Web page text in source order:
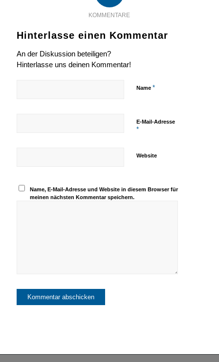
KOMMENTARE
Hinterlasse einen Kommentar
An der Diskussion beteiligen?
Hinterlasse uns deinen Kommentar!
Name *
E-Mail-Adresse
*
Website
Name, E-Mail-Adresse und Website in diesem Browser für
meinen nächsten Kommentar speichern.